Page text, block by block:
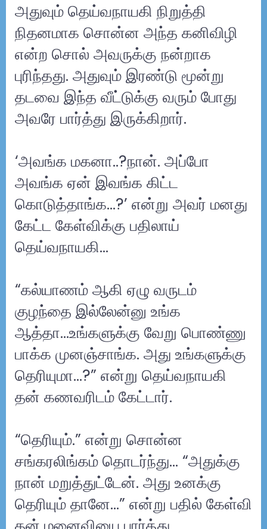
அதுவும் தெய்வநாயகி நிறுத்தி
நிதனமாக சொன்ன அந்த கனிவிழி
என்ற சொல் அவருக்கு நன்றாக
புரிந்தது. அதுவும் இரண்டு மூன்று
தடவை இந்த வீட்டுக்கு வரும் போது
அவரே பார்த்து இருக்கிறார்.
‘அவங்க மகனா..?நான். அப்போ
அவங்க ஏன் இவங்க கிட்ட
கொடுத்தாங்க…?’ என்று அவர் மனது
கேட்ட கேள்விக்கு பதிலாய்
தெய்வநாயகி…
“கல்யாணம் ஆகி ஏழு வருடம்
குழந்தை இல்லேன்னு உங்க
ஆத்தா...உங்களுக்கு வேறு பொண்ணு
பாக்க முனஞ்சாங்க. அது உங்களுக்கு
தெரியுமா…?” என்று தெய்வநாயகி
தன் கணவரிடம் கேட்டார்.
“தெரியும்.” என்று சொன்ன
சங்கரலிங்கம் தொடர்ந்து… “அதுக்கு
நான் மறுத்துட்டேன். அது உனக்கு
தெரியும் தானே…” என்று பதில் கேள்வி